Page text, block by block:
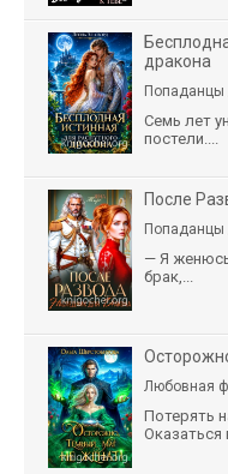
дракона
Попаданцы
Семь лет
постели....
После
Попаданцы
— Я
брак,...
Любовная
Потерять
Оказаться